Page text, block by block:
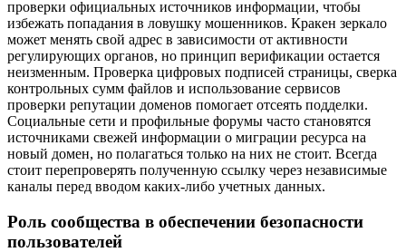
проверки официальных источников информации, чтобы
избежать попадания в ловушку мошенников. Кракен зеркало
может менять свой адрес в зависимости от активности
регулирующих органов, но принцип верификации остается
неизменным. Проверка цифровых подписей страницы, сверка
контрольных сумм файлов и использование сервисов
проверки репутации доменов помогает отсеять подделки.
Социальные сети и профильные форумы часто становятся
источниками свежей информации о миграции ресурса на
новый домен, но полагаться только на них не стоит. Всегда
стоит перепроверять полученную ссылку через независимые
каналы перед вводом каких-либо учетных данных.
Роль сообщества в обеспечении безопасности
пользователей